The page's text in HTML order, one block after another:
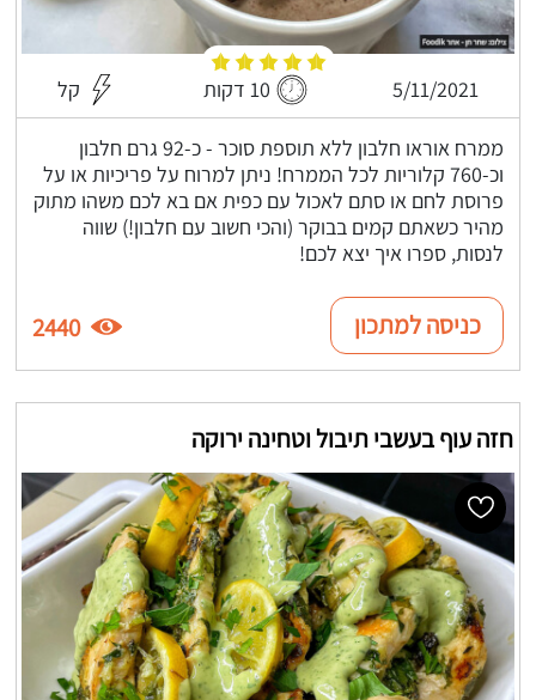
5/11/2021 10 דקות קל
ממרח אוראו חלבון ללא תוספת סוכר - כ-92 גרם חלבון
וכ-760 קלוריות לכל הממרח! ניתן למרוח על פריכיות או על
פרוסת לחם או סתם לאכול עם כפית אם בא לכם משהו מתוק
מהיר כשאתם קמים בבוקר (והכי חשוב עם חלבון!) שווה
לנסות, ספרו איך יצא לכם!
כניסה למתכון 2440
חזה עוף בעשבי תיבול וטחינה ירוקה